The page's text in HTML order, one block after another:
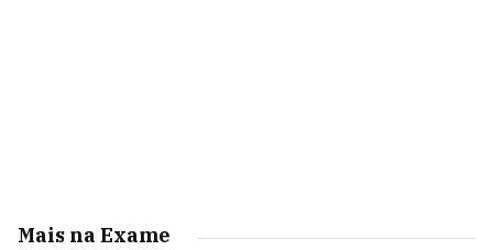
Mais na Exame